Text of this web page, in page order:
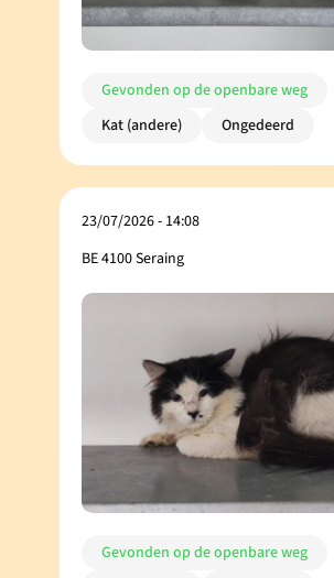
Gevonden op de openbare weg
Kat (andere)
Ongedeerd
23/07/2026 - 14:08
BE 4100 Seraing
Gevonden op de openbare weg